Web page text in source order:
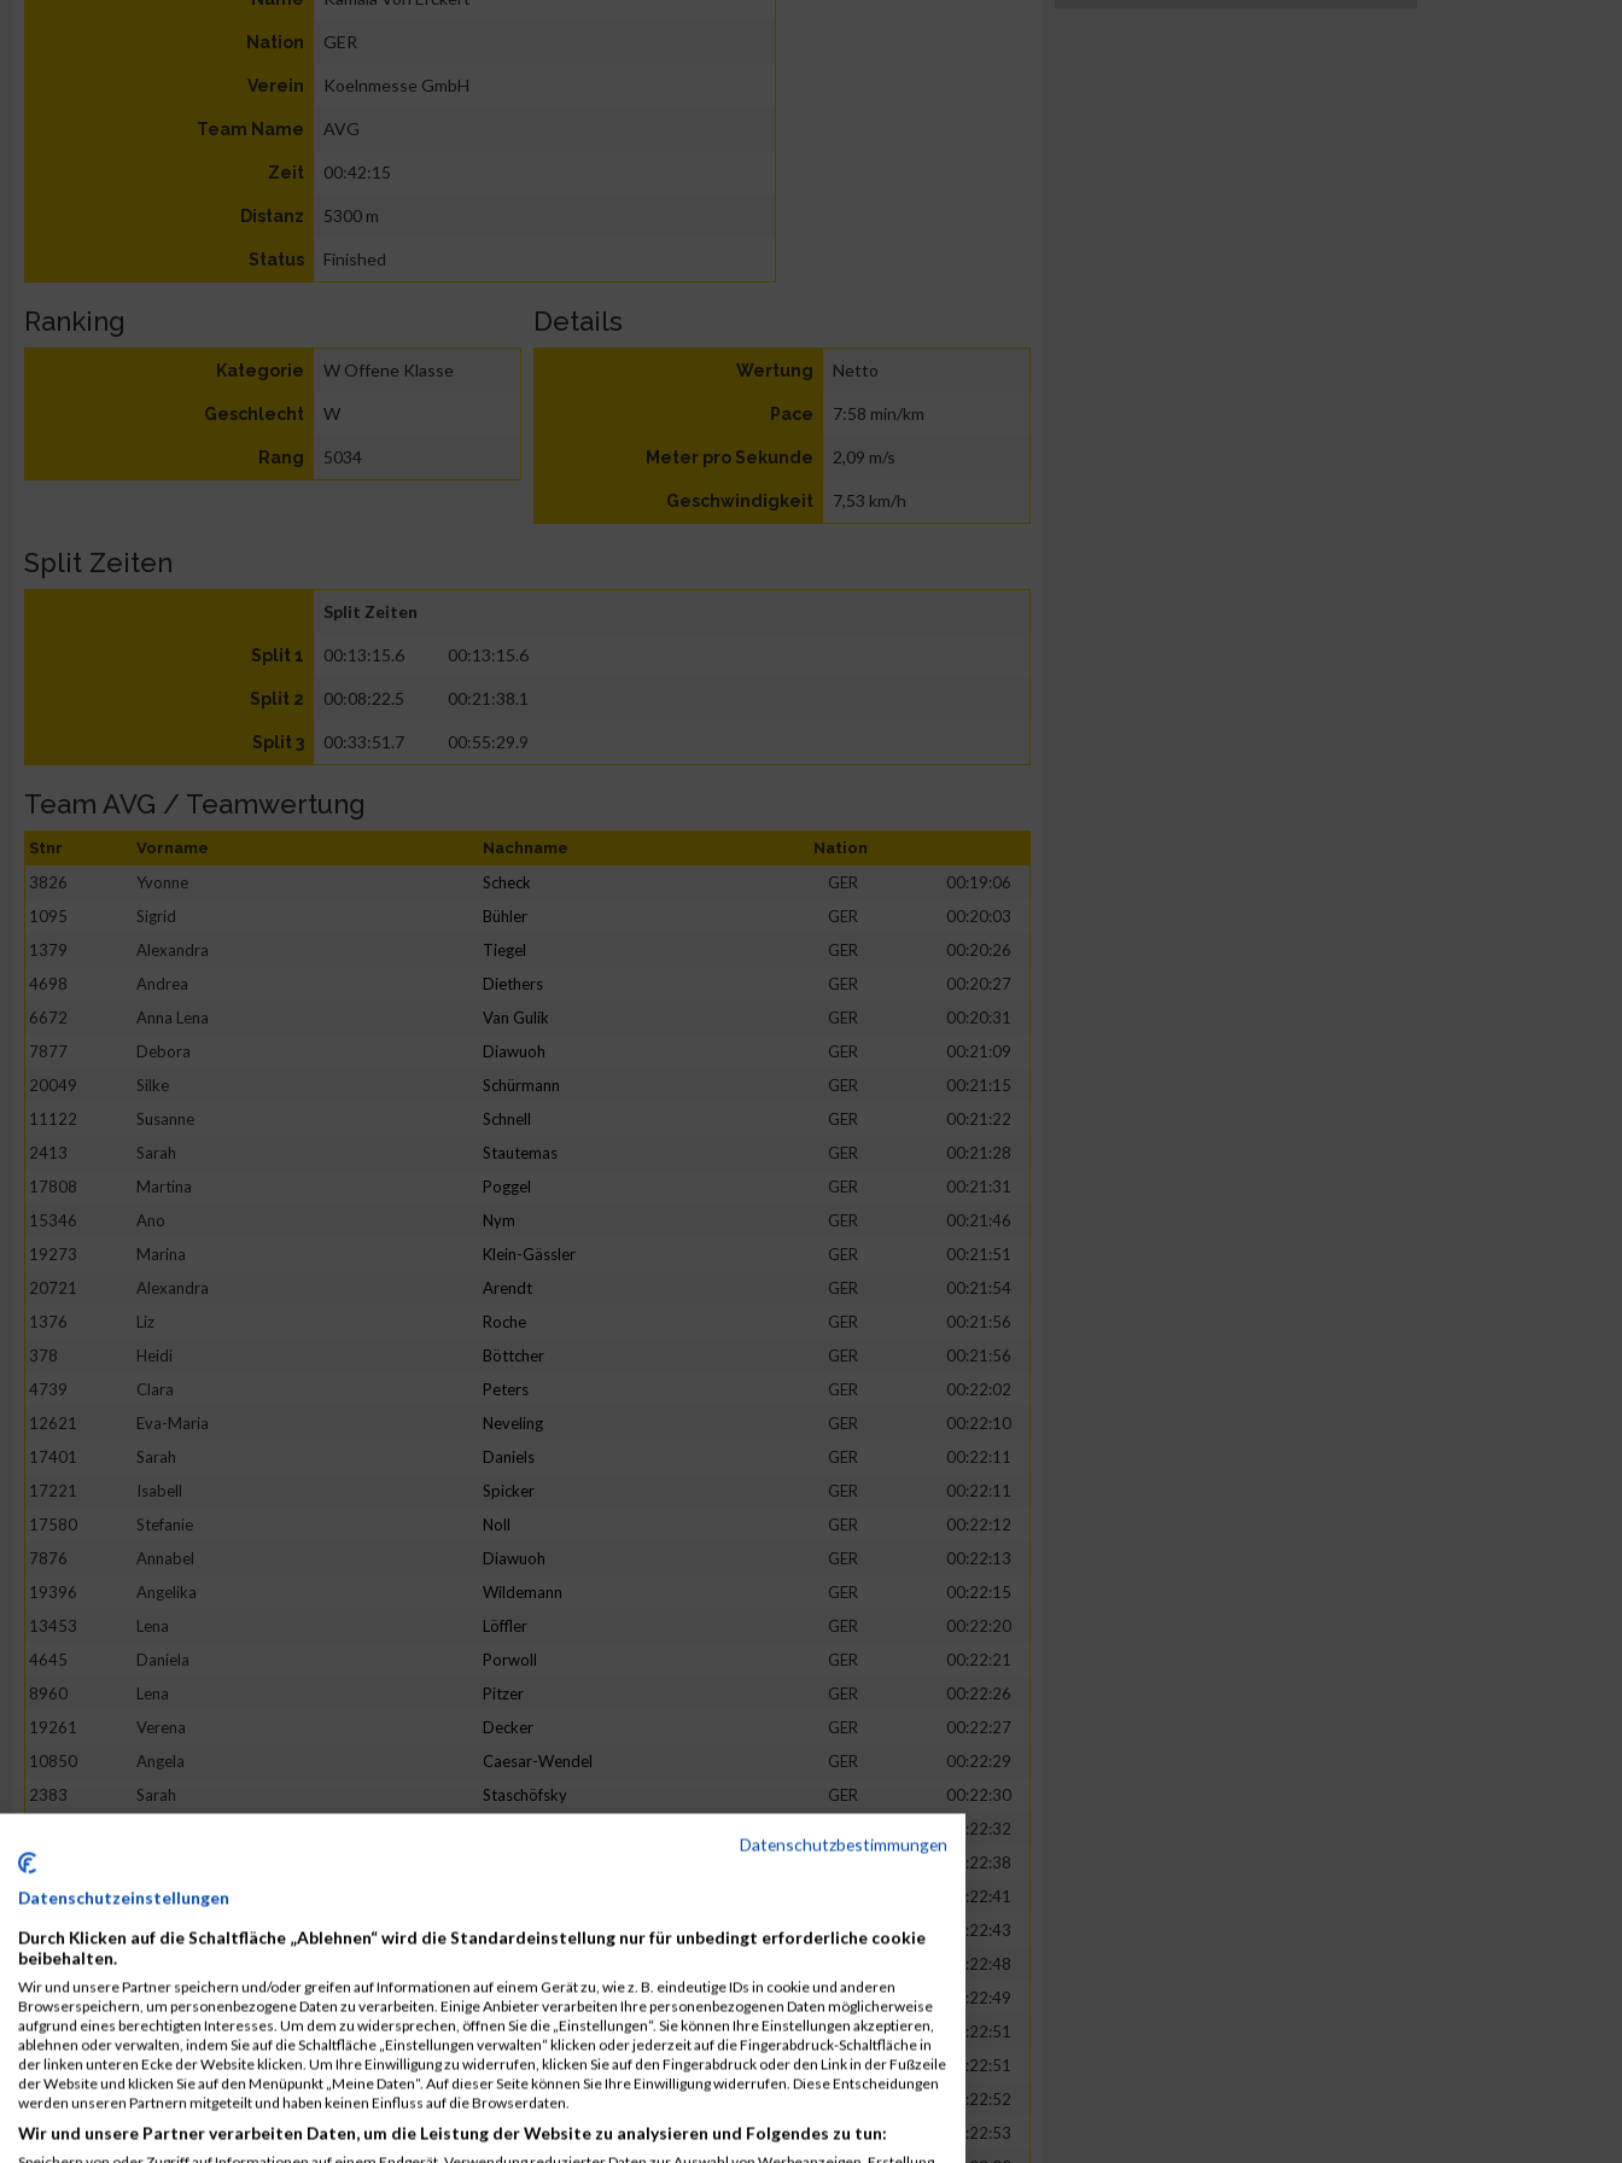
Nation GER
Verein Koelnmesse GmbH
Team Name AVG
Zeit 00:42:15
Distanz 5300 m
Status Finished
Ranking
Kategorie W Offene Klasse
Geschlecht W
Rang 5034
Details
Wertung Netto
Pace 7:58 min/km
Meter pro Sekunde 2,09 m/s
Geschwindigkeit 7,53 km/h
Split Zeiten
Split Zeiten
Split 1 00:13:15.6 00:13:15.6
Split 2 00:08:22.5 00:21:38.1
Split 3 00:33:51.7 00:55:29.9
Team AVG / Teamwertung
Stnr Vorname Nachname Nation
3826 Yvonne Scheck GER
00:19:06
1095
Sigrid Bühler GER
00:20:03
1379
Alexandra Tiegel GER
00:20:26
4698
Andrea Diethers GER
00:20:27
6672
Anna Lena Van Gulik GER
00:20:31
7877
Debora Diawuoh GER
00:21:09
20049
Silke Schürmann GER
00:21:15
11122
Susanne Schnell GER
00:21:22
2413
Sarah Stautemas GER
00:21:28
17808
Martina Poggel GER
00:21:31
15346
Ano Nym GER
00:21:46
19273
Marina Klein-Gässler GER
00:21:51
20721
Alexandra Arendt GER
00:21:54
1376
Liz Roche GER
00:21:56
378
Heidi Böttcher GER
00:21:56
4739
Clara Peters GER
00:22:02
12621
Eva-Maria Neveling GER
00:22:10
17401
Sarah Daniels GER
00:22:11
17221
Isabell Spicker GER
00:22:11
17580
Stefanie Noll GER
00:22:12
7876
Annabel Diawuoh GER
00:22:13
19396
Angelika Wildemann GER
00:22:15
13453
Lena Löffler GER
00:22:20
4645
Daniela Porwoll GER
00:22:21
8960
Lena Pitzer GER
00:22:26
19261
Verena Decker GER
00:22:27
10850
Angela Caesar-Wendel GER
00:22:29
2383
Sarah Staschöfsky GER
00:22:30
00:22:32
10079
00:22:38
18862
Tineke
00:22:41
18205
Sandra Hermann GER
00:22:43
3475
00:22:48
16268
Lotte Lehmbruck GER
00:22:49
5049
Sabine Eim GER
00:22:51
7653
Franziska Flügge GER
00:22:51
1380
Jeanne Li Voß
00:22:52
6002
Julia Halberstadt GER
00:22:53
Datenschutzbestimmungen
Datenschutzeinstellungen
Durch Klicken auf die Schaltfläche „Ablehnen“ wird die Standardeinstellung nur für unbedingt erforderliche cookie
beibehalten.
Wir und unsere Partner speichern und/oder greifen auf Informationen auf einem Gerät zu, wie z. B. eindeutige IDs in cookie und anderen
Browserspeichern, um personenbezogene Daten zu verarbeiten. Einige Anbieter verarbeiten Ihre personenbezogenen Daten möglicherweise
aufgrund eines berechtigten Interesses. Um dem zu widersprechen, öffnen Sie die „Einstellungen“. Sie können Ihre Einstellungen akzeptieren,
ablehnen oder verwalten, indem Sie auf die Schaltfläche „Einstellungen verwalten“ klicken oder jederzeit auf die Fingerabdruck-Schaltfläche in
der linken unteren Ecke der Website klicken. Um Ihre Einwilligung zu widerrufen, klicken Sie auf den Fingerabdruck oder den Link in der Fußzeile
der Website und klicken Sie auf den Menüpunkt „Meine Daten“. Auf dieser Seite können Sie Ihre Einwilligung widerrufen. Diese Entscheidungen
werden unseren Partnern mitgeteilt und haben keinen Einfluss auf die Browserdaten.
Wir und unsere Partner verarbeiten Daten, um die Leistung der Website zu analysieren und Folgendes zu tun: